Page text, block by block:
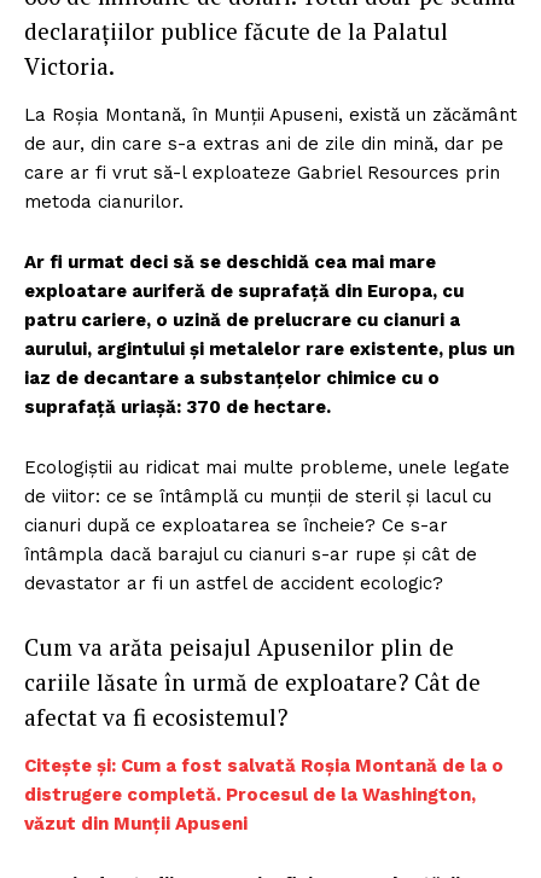
declarațiilor publice făcute de la Palatul
Victoria.
La Roșia Montană, în Munții Apuseni, există un zăcământ
de aur, din care s-a extras ani de zile din mină, dar pe
care ar fi vrut să-l exploateze Gabriel Resources prin
metoda cianurilor.
Ar fi urmat deci să se deschidă cea mai mare
exploatare auriferă de suprafață din Europa, cu
patru cariere, o uzină de prelucrare cu cianuri a
aurului, argintului și metalelor rare existente, plus un
iaz de decantare a substanțelor chimice cu o
suprafață uriașă: 370 de hectare.
Ecologiștii au ridicat mai multe probleme, unele legate
de viitor: ce se întâmplă cu munții de steril și lacul cu
cianuri după ce exploatarea se încheie? Ce s-ar
întâmpla dacă barajul cu cianuri s-ar rupe și cât de
devastator ar fi un astfel de accident ecologic?
Cum va arăta peisajul Apusenilor plin de
cariile lăsate în urmă de exploatare? Cât de
afectat va fi ecosistemul?
Citește și: Cum a fost salvată Roșia Montană de la o
distrugere completă. Procesul de la Washington,
văzut din Munții Apuseni